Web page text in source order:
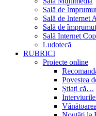
Sală de
Sală de Internet
Sală de
Sală Internet
Ludotecă
RUBRICI
Proiecte online
Povestea
Știați că…